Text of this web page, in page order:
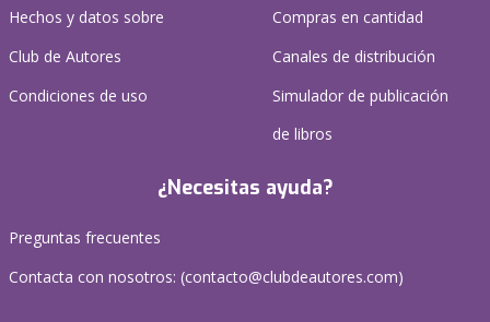
Hechos y datos sobre
Club de Autores
Condiciones de uso
Compras en cantidad
Canales de distribución
Simulador de publicación
de libros
¿Necesitas ayuda?
Preguntas frecuentes
Contacta con nosotros: (contacto@clubdeautores.com)